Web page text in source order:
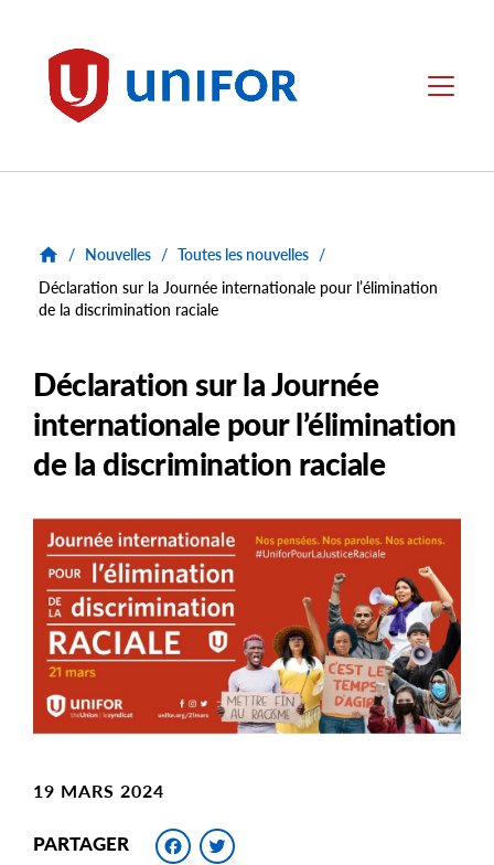
Unifor Menu
/ Nouvelles / Toutes les nouvelles /
Déclaration sur la Journée internationale pour l’élimination
de la discrimination raciale
Déclaration sur la Journée
internationale pour l’élimination
de la discrimination raciale
Main
Image
Image
19 MARS 2024
PARTAGER Facebook